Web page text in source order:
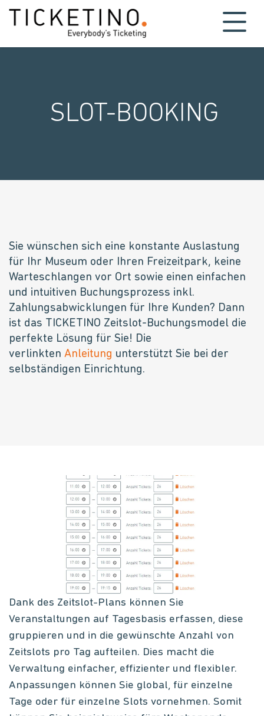
SLOT-BOOKING
Sie wünschen sich eine konstante Auslastung
für Ihr Museum oder Ihren Freizeitpark, keine
Warteschlangen vor Ort sowie einen einfachen
und intuitiven Buchungsprozess inkl.
Zahlungsabwicklungen für Ihre Kunden? Dann
ist das TICKETINO Zeitslot-Buchungsmodel die
perfekte Lösung für Sie! Die
verlinkten Anleitung unterstützt Sie bei der
selbständigen Einrichtung.
Dank des Zeitslot-Plans können Sie
Veranstaltungen auf Tagesbasis erfassen, diese
gruppieren und in die gewünschte Anzahl von
Zeitslots pro Tag aufteilen. Dies macht die
Verwaltung einfacher, effizienter und flexibler.
Anpassungen können Sie global, für einzelne
Tage oder für einzelne Slots vornehmen. Somit